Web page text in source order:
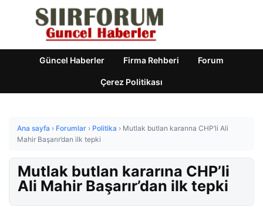
Güncel Haberler Firma Rehberi Forum
Çerez Politikası
Ana sayfa › Forumlar › Politika › Mutlak butlan kararına CHP’li Ali
Mahir Başarır’dan ilk tepki
Mutlak butlan kararına CHP’li
Ali Mahir Başarır’dan ilk tepki